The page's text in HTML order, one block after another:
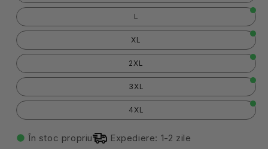
L
XL
2XL
3XL
4XL
În stoc propriu Expediere: 1-2 zile